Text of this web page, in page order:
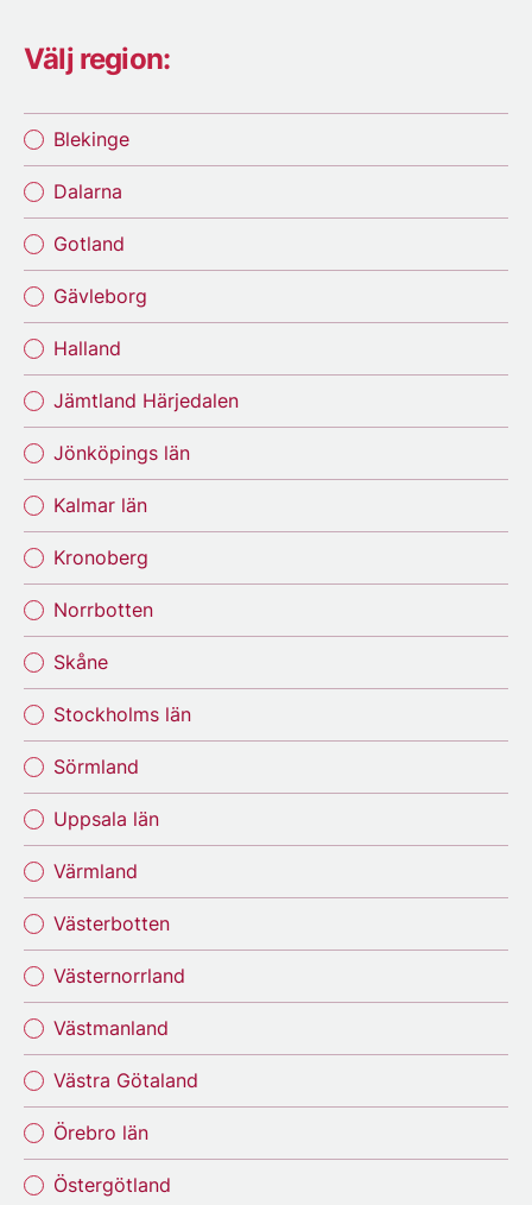
Välj region:
Blekinge
Dalarna
Gotland
Gävleborg
Halland
Jämtland Härjedalen
Jönköpings län
Kalmar län
Kronoberg
Norrbotten
Skåne
Stockholms län
Sörmland
Uppsala län
Värmland
Västerbotten
Västernorrland
Västmanland
Västra Götaland
Örebro län
Östergötland